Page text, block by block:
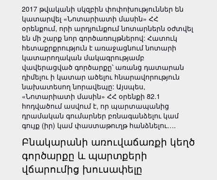
2017 թվականի սկզբին փոփոխություններ են
կատարվել «Նոտարիատի մասին» ՀՀ
օրենքում, որի արդյունքում նոտարներն օժտվել
են մի շարք նոր գործառույթներով: Հատուկ
հետաքրքրություն է առաջացնում նոտարի
կատարողական մակագրությամբ
վավերացված գործարքը՝ առանց դատարան
դիմելու ի կատար ածելու հնարավորություն
նախատեսող նորավեպը: Այսպես,
«Նոտարիատի մասին» ՀՀ օրենքի 82.1
հոդվածում ասվում է, որ պարտապանից
դրամական գումարներ բռնագանձելու կամ
գույք (իր) կամ փաստաթուղթ հանձնելու….
Բնակարանի առուվաճառքի կեղծ
գործարքը և պարտքերի
վճարումից խուսափելը